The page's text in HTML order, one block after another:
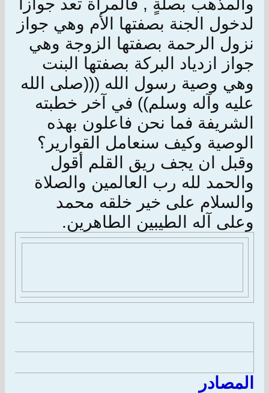
والمذهب بصلةٍ , فالمرأة تعد جوازاً
لدخول الجنة بصفتها الأم وهي جواز
نزول الرحمة بصفتها الزوجة وهي
جواز ازدياد البركة بصفتها البنت
وهي وصية رسول الله (((صلى الله
عليه وآله وسلم)) في آخر خطبته
الشريفة فما نحن فاعلون بهذه
الوصية وكيف سنعامل القوارير؟
وقبل ان يجف ريق القلم أقول
والحمد لله رب العالمين والصلاة
والسلام على خير خلقه محمد
وعلى آله الطيبين الطاهرين.
المصادر